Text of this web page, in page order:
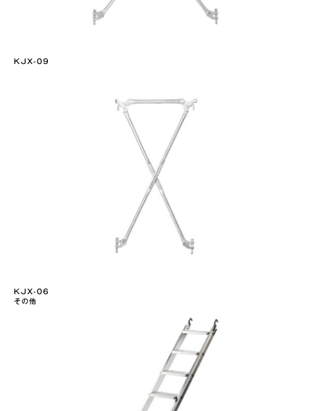
KJX-09
KJX-06
その他